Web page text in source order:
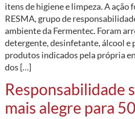
itens de higiene e limpeza. A ação
RESMA, grupo de
ambiente da Fermentec. Foram
detergente, desinfetante, álcool e
produtos indicados pela própria
dos […]
Responsabilidade
mais alegre para